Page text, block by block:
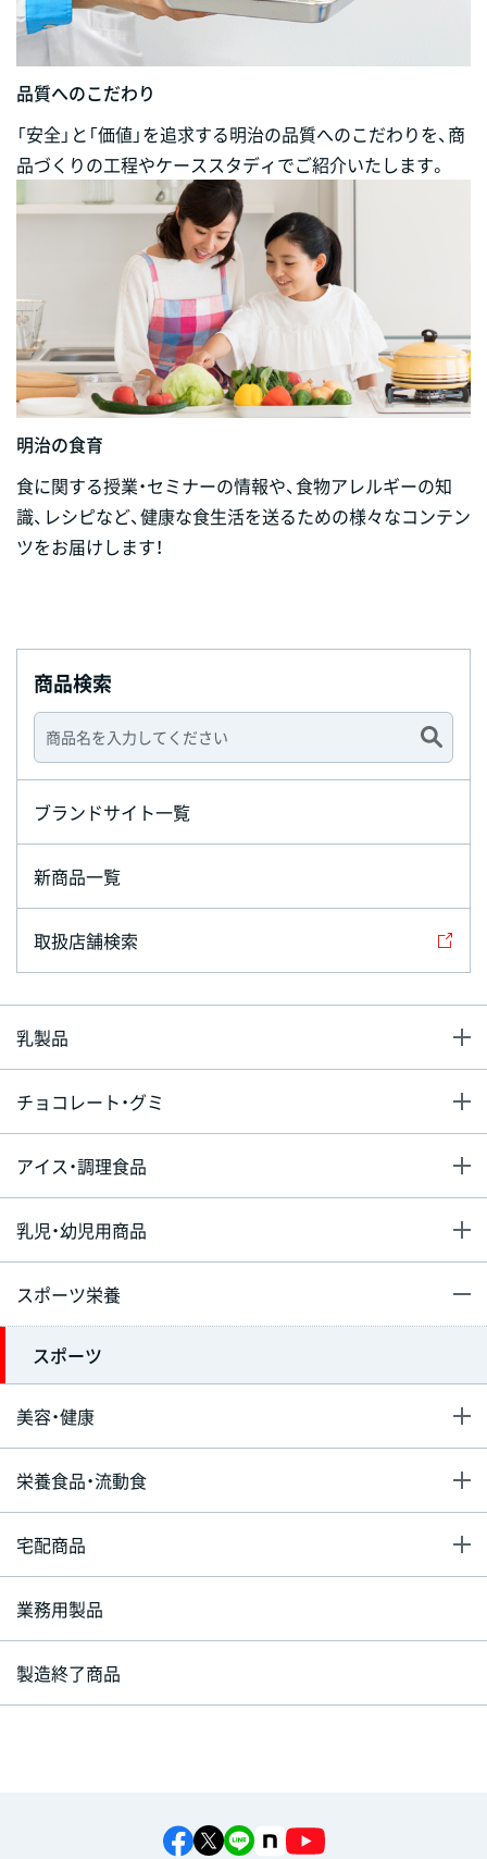
品質へのこだわり
「安全」と「価値」を追求する明治の品質へのこだわりを、商
品づくりの工程やケーススタディでご紹介いたします。
明治の食育
食に関する授業・セミナーの情報や、食物アレルギーの知
識、レシピなど、健康な食生活を送るための様々なコンテン
ツをお届けします！
商品検索
ブランドサイト一覧
新商品一覧
取扱店舗検索
乳製品
チョコレート・グミ
アイス・調理食品
乳児・幼児用商品
スポーツ栄養
スポーツ
美容・健康
栄養食品・流動食
宅配商品
業務用製品
製造終了商品